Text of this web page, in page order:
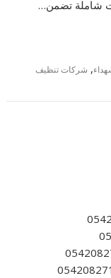
شاملة تضمن…
, شركات تنظيف